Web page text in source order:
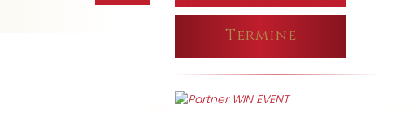
Termine